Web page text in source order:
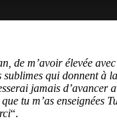
de m’avoir élevée
sublimes qui donnent à
jamais d’avancer
tu m’as enseignées
“.